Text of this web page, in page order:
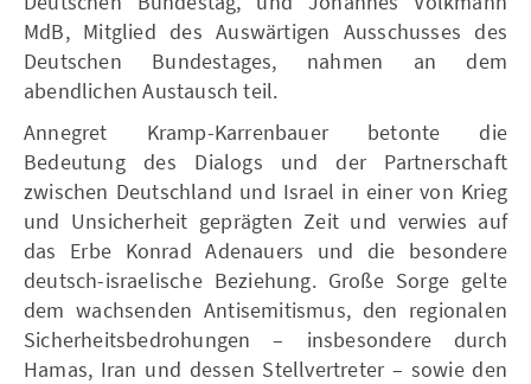
MdB, Mitglied des Auswärtigen Ausschusses des
Deutschen Bundestages, nahmen an dem
abendlichen Austausch teil.
Annegret Kramp-Karrenbauer betonte die
Bedeutung des Dialogs und der Partnerschaft
zwischen Deutschland und Israel in einer von Krieg
und Unsicherheit geprägten Zeit und verwies auf
das Erbe Konrad Adenauers und die besondere
deutsch-israelische Beziehung. Große Sorge gelte
dem wachsenden Antisemitismus, den regionalen
Sicherheitsbedrohungen – insbesondere durch
Hamas, Iran und dessen Stellvertreter – sowie den